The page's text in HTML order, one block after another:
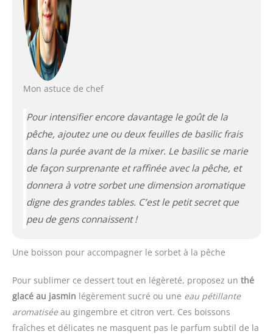
Mon astuce de chef
Pour intensifier encore davantage le goût de la
pêche, ajoutez une ou deux feuilles de basilic frais
dans la purée avant de la mixer. Le basilic se marie
de façon surprenante et raffinée avec la pêche, et
donnera à votre sorbet une dimension aromatique
digne des grandes tables. C’est le petit secret que
peu de gens connaissent !
Une boisson pour accompagner le sorbet à la pêche
Pour sublimer ce dessert tout en légèreté, proposez un thé
glacé au jasmin légèrement sucré ou une eau pétillante
aromatiséeau gingembre et citron vert. Ces boissons
fraîches et délicates ne masquent pas le parfum subtil de la